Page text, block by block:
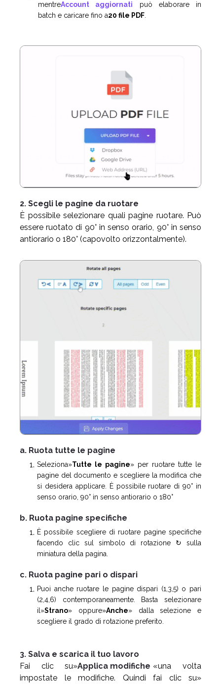
mentreAccount aggiornati può elaborare in
batch e caricare fino a20 file PDF
2. Scegli le pagine da ruotare
È possibile selezionare quali pagine ruotare. Può
essere ruotato di 90° in senso orario, 90° in senso
antiorario o 180° (capovolto orizzontalmente).
a. Ruota tutte le pagine
Seleziona»Tutte le pagine» per ruotare tutte le
pagine del documento e scegliere la modifica che
si desidera applicare. È possibile ruotare di 90° in
senso orario, 90° in senso antiorario o 180°
b. Ruota pagine specifiche
È possibile scegliere di ruotare pagine specifiche
facendo clic sul simbolo di rotazione ↻ sulla
miniatura della pagina.
c. Ruota pagine pari o dispari
Puoi anche ruotare le pagine dispari (1,3,5) o pari
(2,4,6) contemporaneamente. Basta selezionare
il»Strano» oppure»Anche» dalla selezione e
scegliere il grado di rotazione preferito.
3. Salva e scarica il tuo lavoro
Fai clic su»Applica modifiche «una volta
impostate le modifiche. Quindi fai clic su»